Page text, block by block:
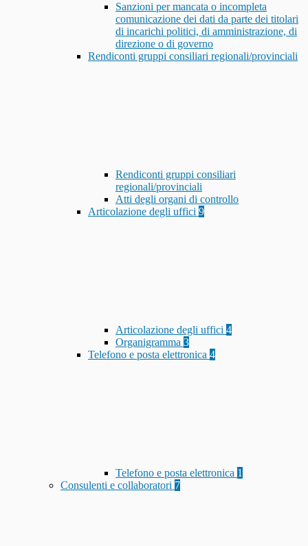
Sanzioni per mancata o incompleta
comunicazione dei dati da parte dei titolari
di incarichi politici, di amministrazione, di
direzione o di governo
Rendiconti gruppi consiliari regionali/provinciali
Rendiconti gruppi consiliari
regionali/provinciali
Atti degli organi di controllo
Articolazione degli uffici 9
Articolazione degli uffici 4
Organigramma 3
Telefono e posta elettronica 4
Telefono e posta elettronica 1
Consulenti e collaboratori 7